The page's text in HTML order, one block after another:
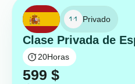
Privado
Clase Privada de
20Horas
599 $